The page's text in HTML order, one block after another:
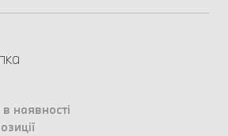
наявності